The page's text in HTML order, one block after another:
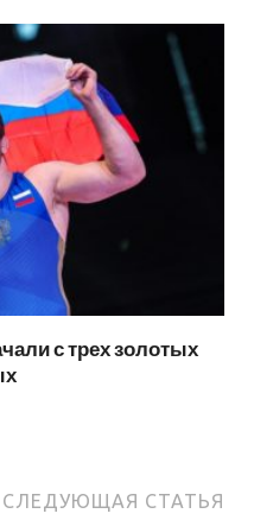
с трех золотых
СЛЕДУЮЩАЯ СТАТЬЯ